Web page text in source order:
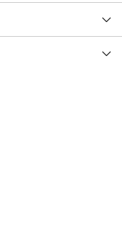
5000018687